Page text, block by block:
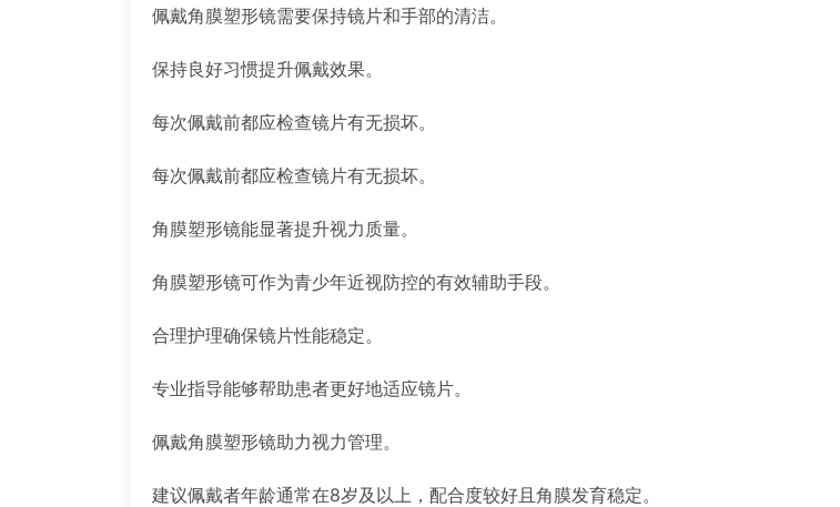
佩戴角膜塑形镜需要保持镜片和手部的清洁。
保持良好习惯提升佩戴效果。
每次佩戴前都应检查镜片有无损坏。
每次佩戴前都应检查镜片有无损坏。
角膜塑形镜能显著提升视力质量。
角膜塑形镜可作为青少年近视防控的有效辅助手段。
合理护理确保镜片性能稳定。
专业指导能够帮助患者更好地适应镜片。
佩戴角膜塑形镜助力视力管理。
建议佩戴者年龄通常在8岁及以上，配合度较好且角膜发育稳定。